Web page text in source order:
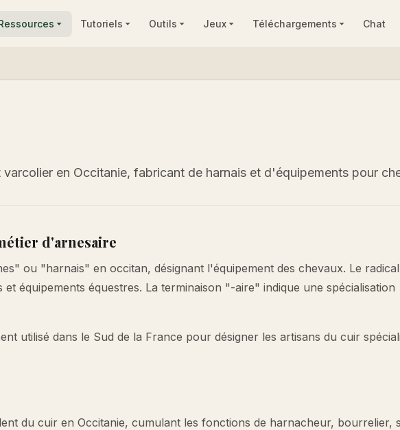
Tutoriels Outils Jeux Téléchargements Chat
varcolier en Occitanie, fabricant de harnais et d'équipements pour
d'arnesaire
ou "harnais" en occitan, désignant l'équipement des chevaux. Le
équipements équestres. La terminaison "-aire" indique une spécialisation
utilisé dans le Sud de la France pour désigner les artisans du cuir
du cuir en Occitanie, cumulant les fonctions de harnacheur, bourrelier,